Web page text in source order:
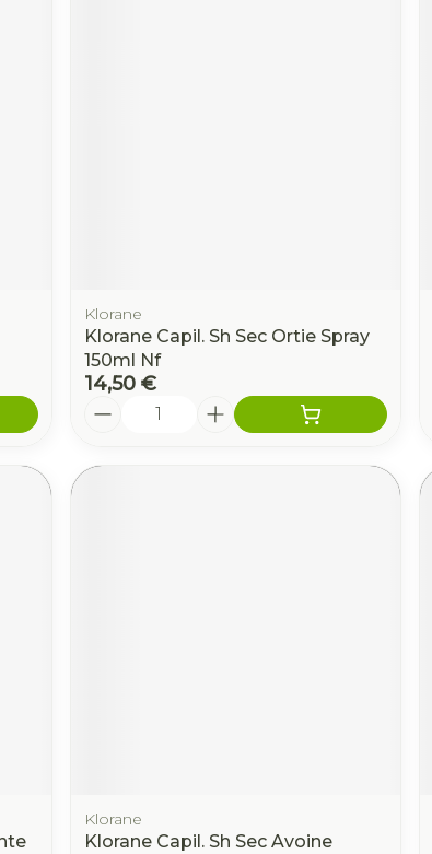
Klorane
Klorane Capil. Sh Sec Ortie Spray
150ml Nf
14,50 €
Quantité
Klorane
Klorane Capil. Sh Sec Avoine